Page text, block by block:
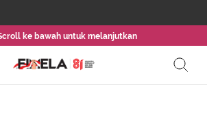
ke bawah untuk melanjutkan